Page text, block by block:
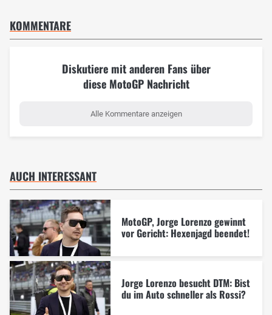
KOMMENTARE
Diskutiere mit anderen Fans über
diese MotoGP Nachricht
Alle Kommentare anzeigen
AUCH INTERESSANT
MotoGP, Jorge Lorenzo gewinnt
vor Gericht: Hexenjagd beendet!
Jorge Lorenzo besucht DTM: Bist
du im Auto schneller als Rossi?